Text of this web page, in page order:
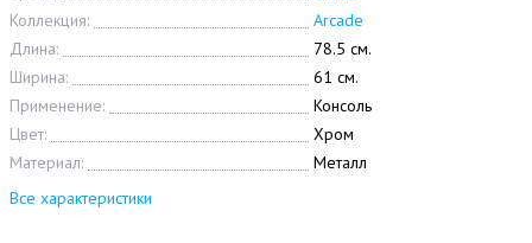
Коллекция:
Arcade
Длина:
78.5 см.
Ширина:
61 см.
Применение:
Консоль
Цвет:
Хром
Материал:
Металл
Все характеристики